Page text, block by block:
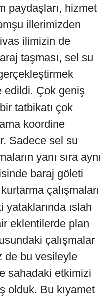
paydaşları, hizmet
illerimizden
ilimizin de
taşması, sel su
edildi. Çok geniş
tatbikatı çok
koordine
Sadece sel su
yanı sıra aynı
baraj göleti
çalışmaları
ıslah
eklentilerde plan
çalışmalar
de bu vesileyle
sahadaki etkimizi
olduk. Bu kıyamet